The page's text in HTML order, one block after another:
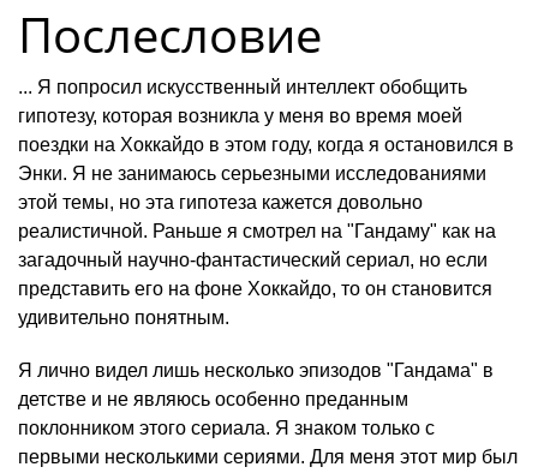
Послесловие
... Я попросил искусственный интеллект обобщить
гипотезу, которая возникла у меня во время моей
поездки на Хоккайдо в этом году, когда я остановился в
Энки. Я не занимаюсь серьезными исследованиями
этой темы, но эта гипотеза кажется довольно
реалистичной. Раньше я смотрел на "Гандаму" как на
загадочный научно-фантастический сериал, но если
представить его на фоне Хоккайдо, то он становится
удивительно понятным.
Я лично видел лишь несколько эпизодов "Гандама" в
детстве и не являюсь особенно преданным
поклонником этого сериала. Я знаком только с
первыми несколькими сериями. Для меня этот мир был